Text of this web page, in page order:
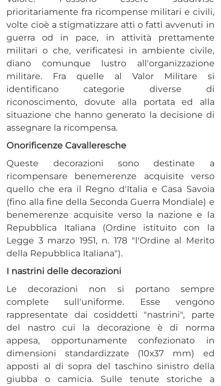
prioritariamente fra ricompense militari e civili,
volte cioè a stigmatizzare atti o fatti avvenuti in
guerra od in pace, in attività prettamente
militari o che, verificatesi in ambiente civile,
diano comunque lustro all'organizzazione
militare. Fra quelle al Valor Militare si
identificano categorie diverse di
riconoscimento, dovute alla portata ed alla
situazione che hanno generato la decisione di
assegnare la ricompensa.
Onorificenze Cavalleresche
Queste decorazioni sono destinate a
ricompensare benemerenze acquisite verso
quello che era il Regno d'Italia e Casa Savoia
(fino alla fine della Seconda Guerra Mondiale) e
benemerenze acquisite verso la nazione e la
Repubblica Italiana (Ordine istituito con la
Legge 3 marzo 1951, n. 178 "l'Ordine al Merito
della Repubblica Italiana").
I nastrini delle decorazioni
​Le decorazioni non si portano sempre
complete sull'uniforme. Esse vengono
rappresentate dai cosiddetti "nastrini", parte
del nastro cui la decorazione è di norma
appesa, opportunamente confezionato in
dimensioni standardizzate (10x37 mm) ed
apposti al di sopra del taschino sinistro della
giubba o camicia. Sulle tenute storiche a